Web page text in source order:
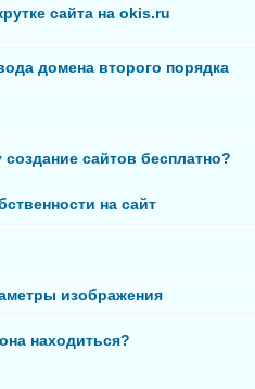
сайта на okis.ru
домена второго порядка
сайтов бесплатно?
на сайт
изображения
находиться?